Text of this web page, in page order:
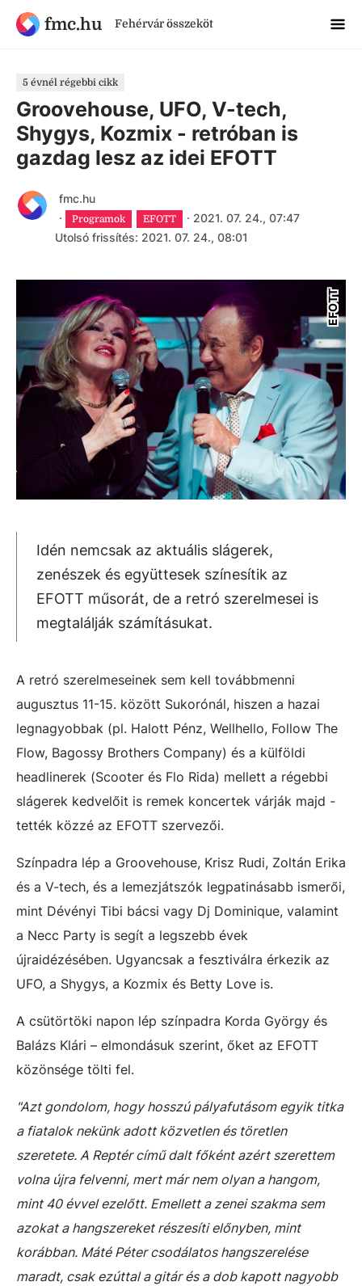
fmc.hu Fehérvár összeköt
5 évnél régebbi cikk
Groovehouse, UFO, V-tech,
Shygys, Kozmix - retróban is
gazdag lesz az idei EFOTT
fmc.hu
·
Programok EFOTT · 2021. 07. 24., 07:47
Utolsó frissítés: 2021. 07. 24., 08:01
EFOTT
Idén nemcsak az aktuális slágerek,
zenészek és együttesek színesítik az
EFOTT műsorát, de a retró szerelmesei is
megtalálják számításukat.
A retró szerelmeseinek sem kell továbbmenni
augusztus 11-15. között Sukorónál, hiszen a hazai
legnagyobbak (pl. Halott Pénz, Wellhello, Follow The
Flow, Bagossy Brothers Company) és a külföldi
headlinerek (Scooter és Flo Rida) mellett a régebbi
slágerek kedvelőit is remek koncertek várják majd -
tették közzé az EFOTT szervezői.
Színpadra lép a Groovehouse, Krisz Rudi, Zoltán Erika
és a V-tech, és a lemezjátszók legpatinásabb ismerői,
mint Dévényi Tibi bácsi vagy Dj Dominique, valamint
a Necc Party is segít a legszebb évek
újraidézésében. Ugyancsak a fesztiválra érkezik az
UFO, a Shygys, a Kozmix és Betty Love is.
A csütörtöki napon lép színpadra Korda György és
Balázs Klári – elmondásuk szerint, őket az EFOTT
közönsége tölti fel.
"Azt gondolom, hogy hosszú pályafutásom egyik titka
a fiatalok nekünk adott közvetlen és töretlen
szeretete. A Reptér című dalt főként azért szerettem
volna újra felvenni, mert már nem olyan a hangom,
mint 40 évvel ezelőtt. Emellett a zenei szakma sem
azokat a hangszereket részesíti előnyben, mint
korábban. Máté Péter csodálatos hangszerelése
maradt, csak ezúttal a gitár és a dob kapott nagyobb